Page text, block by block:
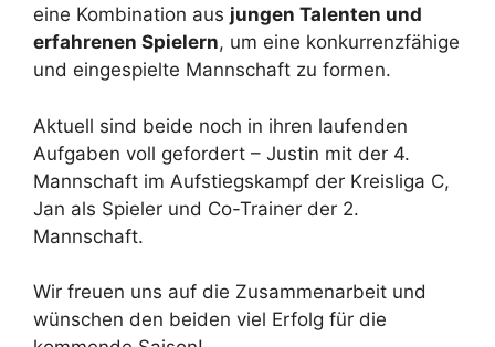
eine Kombination aus jungen Talenten und
erfahrenen Spielern, um eine konkurrenzfähige
und eingespielte Mannschaft zu formen.
Aktuell sind beide noch in ihren laufenden
Aufgaben voll gefordert – Justin mit der 4.
Mannschaft im Aufstiegskampf der Kreisliga C,
Jan als Spieler und Co-Trainer der 2.
Mannschaft.
Wir freuen uns auf die Zusammenarbeit und
wünschen den beiden viel Erfolg für die